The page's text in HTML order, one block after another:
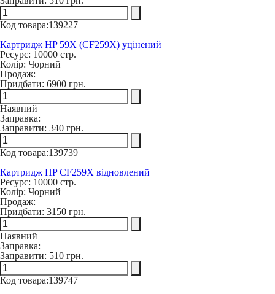
Код товара:139227
Картридж HP 59X (CF259X) уцінений
Ресурс: 10000 стр.
Колір: Чорний
Продаж:
Придбати: 6900 грн.
Наявний
Заправка:
Заправити: 340 грн.
Код товара:139739
Картридж HP CF259X відновлений
Ресурс: 10000 стр.
Колір: Чорний
Продаж:
Придбати: 3150 грн.
Наявний
Заправка:
Заправити: 510 грн.
Код товара:139747